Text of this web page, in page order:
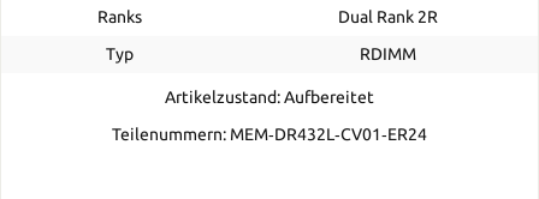
Ranks
Dual Rank 2R
Typ
RDIMM
Artikelzustand: Aufbereitet
Teilenummern: MEM‐DR432L‐CV01‐ER24